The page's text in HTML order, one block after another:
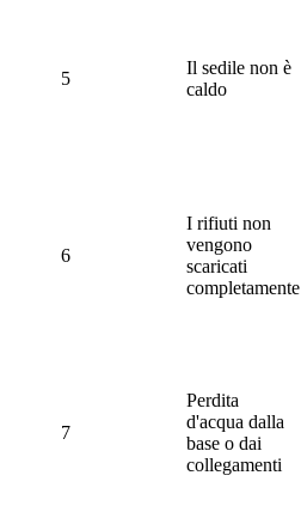
5
Il sedile non è
caldo
6
I rifiuti non
vengono
scaricati
completamente
7
Perdita
d'acqua dalla
base o dai
collegamenti